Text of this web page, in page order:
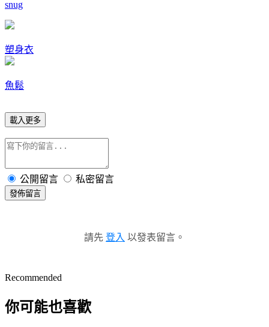
snug
塑身衣
魚鬆
載入更多
公開留言 私密留言
發佈留言
請先 登入 以發表留言。
Recommended
你可能也喜歡